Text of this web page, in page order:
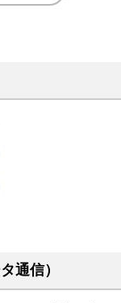
通信）